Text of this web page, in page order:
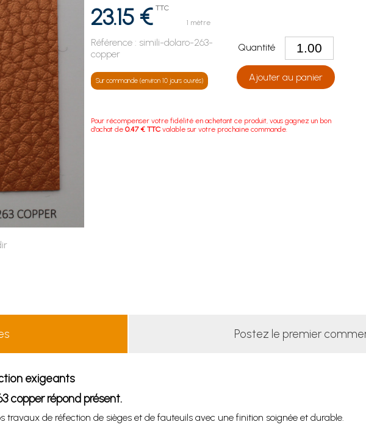
23.15 € TTC
1 mètre
Référence : simili-dolaro-263-
copper
Sur commande (environ 10 jours ouvrés)
Quantité
Ajouter au panier
Pour récompenser votre fidélité en achetant ce produit, vous gagnez un bon
d'achat de0.47 € TTC valable sur votre prochaine commande.
Postez le premier
exigeants
copper répond présent.
de réfection de sièges et de fauteuils avec une finition soignée et durable.